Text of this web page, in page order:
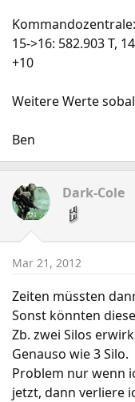
Kommandozentrale:
15->16: 582.903 T,
+10
Weitere Werte
Ben
Dark-Cole
Mar 21, 2012
Zeiten müssten
Sonst könnten
Zb. zwei Silos
Genauso wie 3 Silo.
Problem nur wenn
jetzt, dann verliere